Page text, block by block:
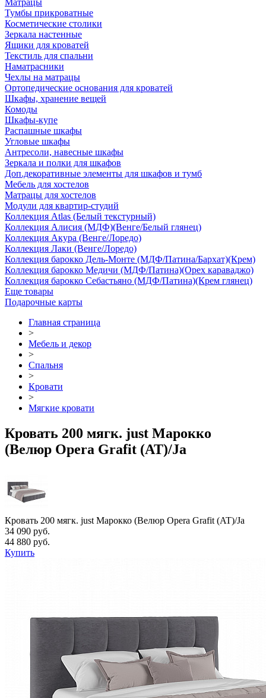
Матрацы
Тумбы прикроватные
Косметические столики
Зеркала настенные
Ящики для кроватей
Текстиль для спальни
Наматрасники
Чехлы на матрацы
Ортопедические основания для кроватей
Шкафы, хранение вещей
Комоды
Шкафы-купе
Распашные шкафы
Угловые шкафы
Антресоли, навесные шкафы
Зеркала и полки для шкафов
Доп.декоративные элементы для шкафов и тумб
Мебель для хостелов
Матрацы для хостелов
Модули для квартир-студий
Коллекция Atlas (Белый текстурный)
Коллекция Алисия (МДФ)(Венге/Белый глянец)
Коллекция Акура (Венге/Лоредо)
Коллекция Лаки (Венге/Лоредо)
Коллекция барокко Дель-Монте (МДФ/Патина/Бархат)(Крем)
Коллекция барокко Медичи (МДФ/Патина)(Орех караваджо)
Коллекция барокко Себастьяно (МДФ/Патина)(Крем глянец)
Еще товары
Подарочные карты
Главная страница
>
Мебель и декор
>
Спальня
>
Кровати
>
Мягкие кровати
Кровать 200 мягк. just Марокко
(Велюр Opera Grafit (AT)/Ja
Кровать 200 мягк. just Марокко (Велюр Opera Grafit (AT)/Ja
34 090 руб.
44 880 руб.
Купить